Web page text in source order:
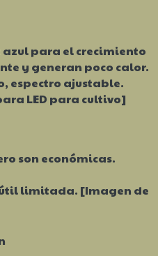
azul para el crecimiento
y generan poco calor.
espectro ajustable.
LED para cultivo]
son económicas.
útil limitada. [Imagen de